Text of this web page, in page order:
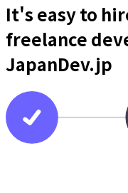
It's easy to
freelance
JapanDev.jp